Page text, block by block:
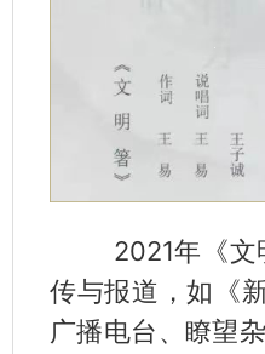
2021年《文明
传与报道，如《
广播电台、瞭望